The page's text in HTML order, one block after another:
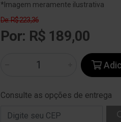
*Imagem meramente ilustrativa
De: R$ 223,36
Por: R$ 189,00
Consulte as opções de entrega